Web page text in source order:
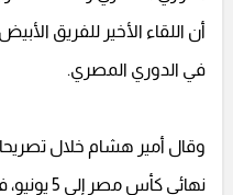
في الدوري المصري.
وقال أمير هشام خلال
نهائي كأس